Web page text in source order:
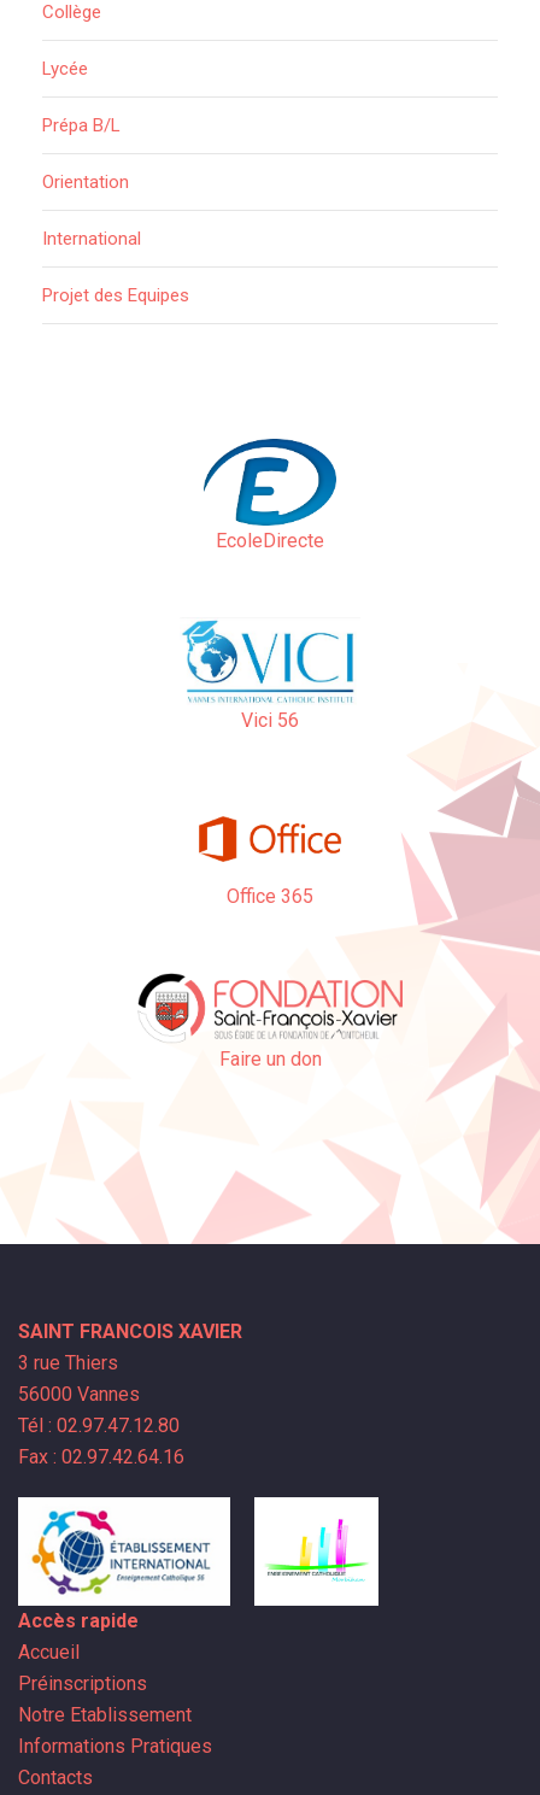
Collège
Lycée
Prépa B/L
Orientation
International
Projet des Equipes
EcoleDirecte
Vici 56
Office 365
Faire un don
SAINT FRANCOIS XAVIER
3 rue Thiers
56000 Vannes
Tél : 02.97.47.12.80
Fax : 02.97.42.64.16
Accès rapide
Accueil
Préinscriptions
Notre Etablissement
Informations Pratiques
Contacts